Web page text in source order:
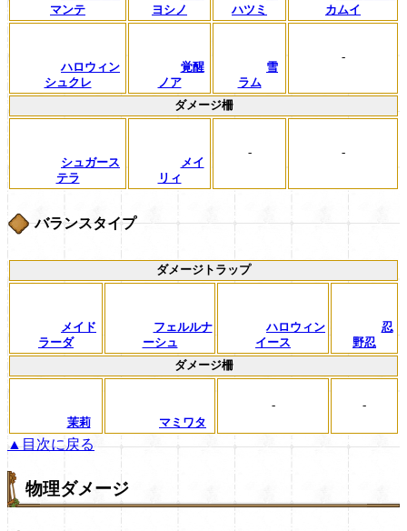
マンテ
ヨシノ
ハツミ
カムイ
ハロウィン
シュクレ
覚醒
ノア
雪
ラム
-
ダメージ柵
シュガース
テラ
メイ
リィ
- -
バランスタイプ
ダメージトラップ
メイド
ラーダ
フェルルナ
ーシュ
ハロウィン
イース
忍
野忍
ダメージ柵
茉莉 マミワタ
- -
▲目次に戻る
物理ダメージ